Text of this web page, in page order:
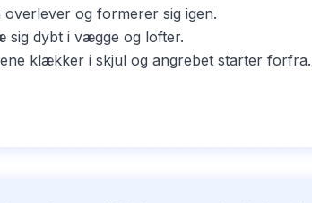
og formerer sig igen.
sig dybt i vægge og lofter.
klækker i skjul og angrebet starter forfra.